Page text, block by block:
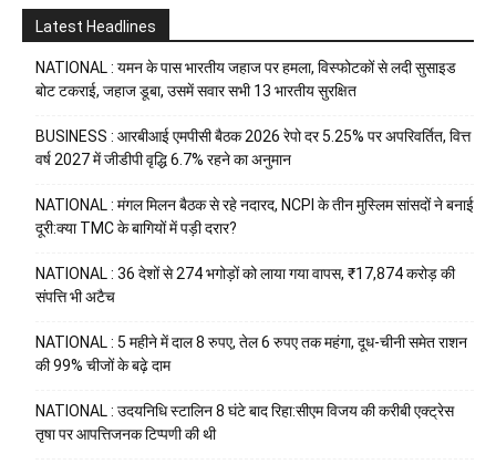
Latest Headlines
NATIONAL : यमन के पास भारतीय जहाज पर हमला, विस्फोटकों से लदी सुसाइड
बोट टकराई, जहाज डूबा, उसमें सवार सभी 13 भारतीय सुरक्षित
BUSINESS : आरबीआई एमपीसी बैठक 2026 रेपो दर 5.25% पर अपरिवर्तित, वित्त
वर्ष 2027 में जीडीपी वृद्धि 6.7% रहने का अनुमान
NATIONAL : मंगल मिलन बैठक से रहे नदारद, NCPI के तीन मुस्लिम सांसदों ने बनाई
दूरी:क्या TMC के बागियों में पड़ी दरार?
NATIONAL : 36 देशों से 274 भगोड़ों को लाया गया वापस, ₹17,874 करोड़ की
संपत्ति भी अटैच
NATIONAL : 5 महीने में दाल 8 रुपए, तेल 6 रुपए तक महंगा, दूध-चीनी समेत राशन
की 99% चीजों के बढ़े दाम
NATIONAL : उदयनिधि स्टालिन 8 घंटे बाद रिहा:सीएम विजय की करीबी एक्ट्रेस
तृषा पर आपत्तिजनक टिप्पणी की थी